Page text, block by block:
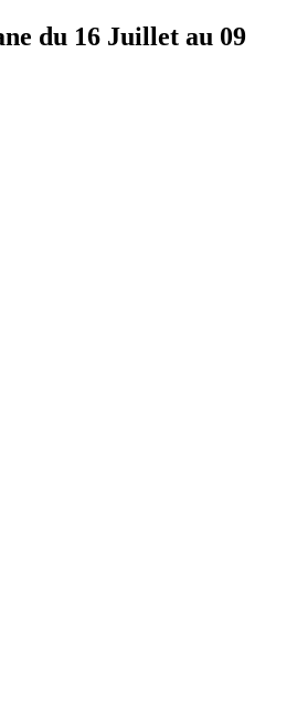
du 16 Juillet au 09